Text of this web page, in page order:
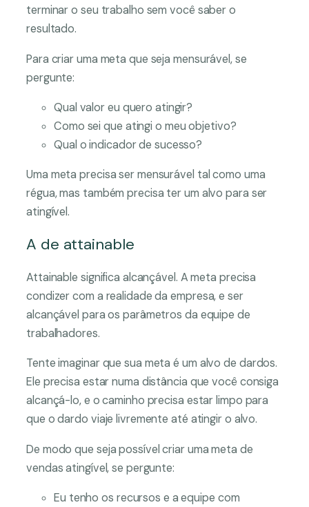
terminar o seu trabalho sem você saber o
resultado.
Para criar uma meta que seja mensurável, se
pergunte:
Qual valor eu quero atingir?
Como sei que atingi o meu objetivo?
Qual o indicador de sucesso?
Uma meta precisa ser mensurável tal como uma
régua, mas também precisa ter um alvo para ser
atingível.
A de attainable
Attainable significa alcançável. A meta precisa
condizer com a realidade da empresa, e ser
alcançável para os parâmetros da equipe de
trabalhadores.
Tente imaginar que sua meta é um alvo de dardos.
Ele precisa estar numa distância que você consiga
alcançá-lo, e o caminho precisa estar limpo para
que o dardo viaje livremente até atingir o alvo.
De modo que seja possível criar uma meta de
vendas atingível, se pergunte:
Eu tenho os recursos e a equipe com